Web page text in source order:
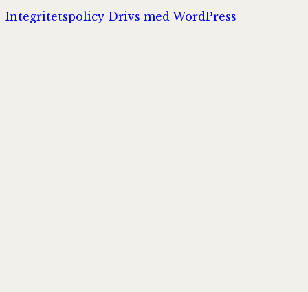
Integritetspolicy Drivs med WordPress